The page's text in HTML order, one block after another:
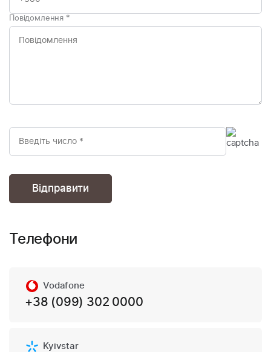
Повідомлення *
Телефони
Vodafone
+38 (099) 302 0000
Kyivstar